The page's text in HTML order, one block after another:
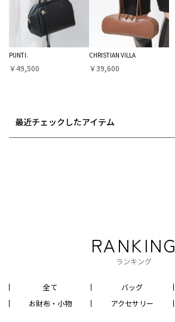
PUNTI.
￥49,500
CHRISTIAN VILLA
￥39,600
最近チェックしたアイテム
RANKING
ランキング
全て バッグ
お財布・小物
アクセサリー